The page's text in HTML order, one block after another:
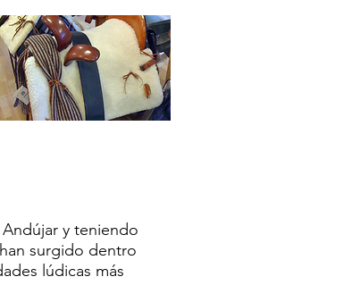
y teniendo
surgido dentro
lúdicas más